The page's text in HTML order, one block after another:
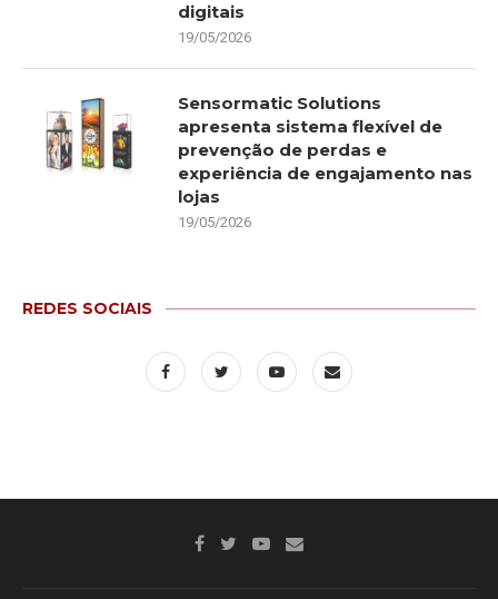
digitais
19/05/2026
Sensormatic Solutions
apresenta sistema flexível de
prevenção de perdas e
experiência de engajamento nas
lojas
19/05/2026
REDES SOCIAIS